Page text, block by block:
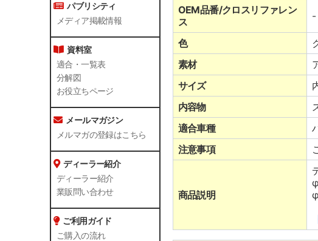
パブリシティ
メディア掲載情報
資料室
適合・一覧表
分解図
お役立ちページ
メールマガジン
メルマガの登録はこちら
ディーラー紹介
ディーラー紹介
業販問い合わせ
ご利用ガイド
ご購入の流れ
OEM品番/クロスリファレン
ス
-
色
素材
サイズ
内容物
適合車種
注意事項
商品説明